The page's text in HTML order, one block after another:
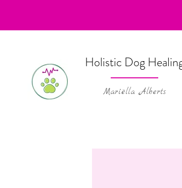
Holistic Dog
Mariëlla Alberts